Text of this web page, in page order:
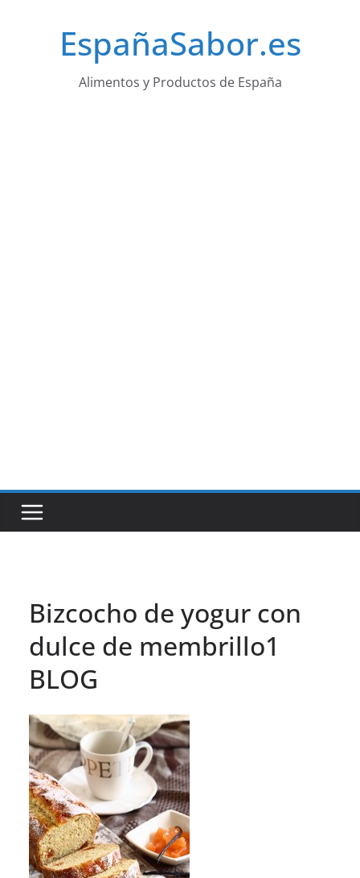
EspañaSabor.es
Alimentos y Productos de España
Bizcocho de yogur con
dulce de membrillo1
BLOG